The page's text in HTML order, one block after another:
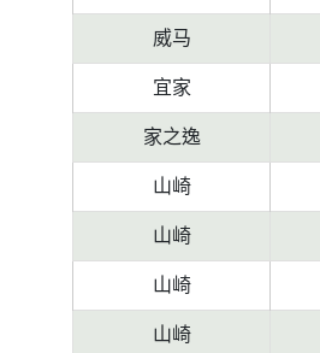
威马
宜家
家之逸
山崎
山崎
山崎
山崎